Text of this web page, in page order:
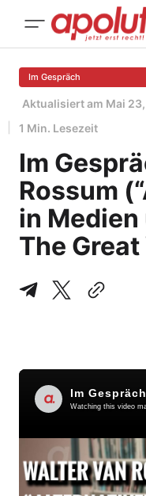
Im Gespräch
Aktualisiert am Mai
1 Min. Lesezeit
Im
Rossum
in Medien
The Great